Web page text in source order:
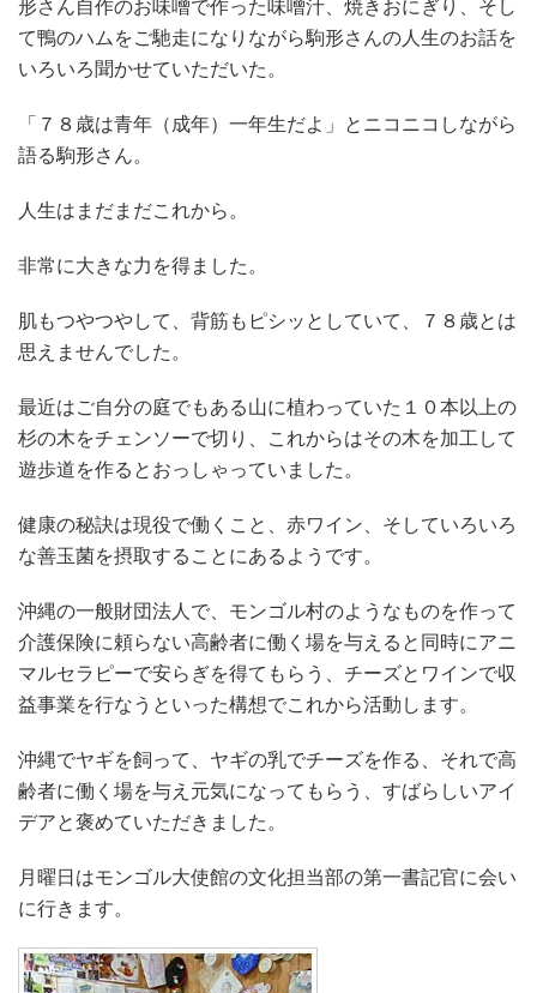
形さん自作のお味噌で作った味噌汁、焼きおにぎり、そし
て鴨のハムをご馳走になりながら駒形さんの人生のお話を
いろいろ聞かせていただいた。
「７８歳は青年（成年）一年生だよ」とニコニコしながら
語る駒形さん。
人生はまだまだこれから。
非常に大きな力を得ました。
肌もつやつやして、背筋もピシッとしていて、７８歳とは
思えませんでした。
最近はご自分の庭でもある山に植わっていた１０本以上の
杉の木をチェンソーで切り、これからはその木を加工して
遊歩道を作るとおっしゃっていました。
健康の秘訣は現役で働くこと、赤ワイン、そしていろいろ
な善玉菌を摂取することにあるようです。
沖縄の一般財団法人で、モンゴル村のようなものを作って
介護保険に頼らない高齢者に働く場を与えると同時にアニ
マルセラピーで安らぎを得てもらう、チーズとワインで収
益事業を行なうといった構想でこれから活動します。
沖縄でヤギを飼って、ヤギの乳でチーズを作る、それで高
齢者に働く場を与え元気になってもらう、すばらしいアイ
デアと褒めていただきました。
月曜日はモンゴル大使館の文化担当部の第一書記官に会い
に行きます。